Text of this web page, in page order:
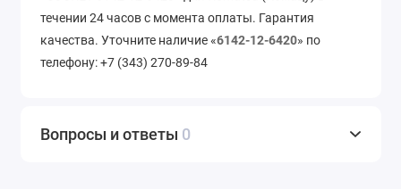
течении 24 часов с момента оплаты. Гарантия
качества. Уточните наличие «6142-12-6420» по
телефону: +7 (343) 270-89-84
Вопросы и ответы 0